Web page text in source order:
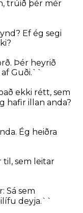
trúið þér mér
Ef ég segi
Þér heyrið
af Guði.``
ekki rétt, sem
hafir illan anda?
Ég heiðra
til, sem leitar
Sá sem
deyja.``